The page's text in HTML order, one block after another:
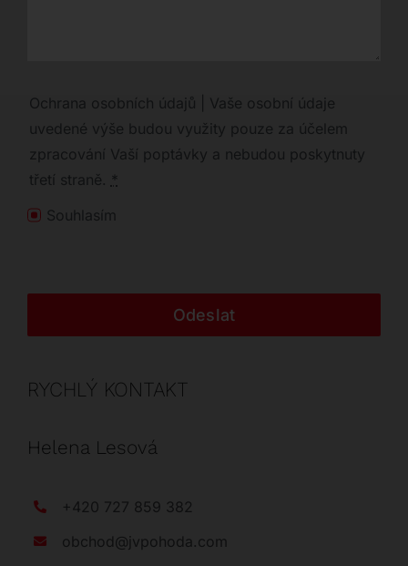
Ochrana osobních údajů | Vaše osobní údaje
uvedené výše budou využity pouze za účelem
zpracování Vaší poptávky a nebudou poskytnuty
třetí straně. *
Souhlasím
Odeslat
RYCHLÝ KONTAKT
Helena Lesová
+420 727 859 382
obchod@jvpohoda.com